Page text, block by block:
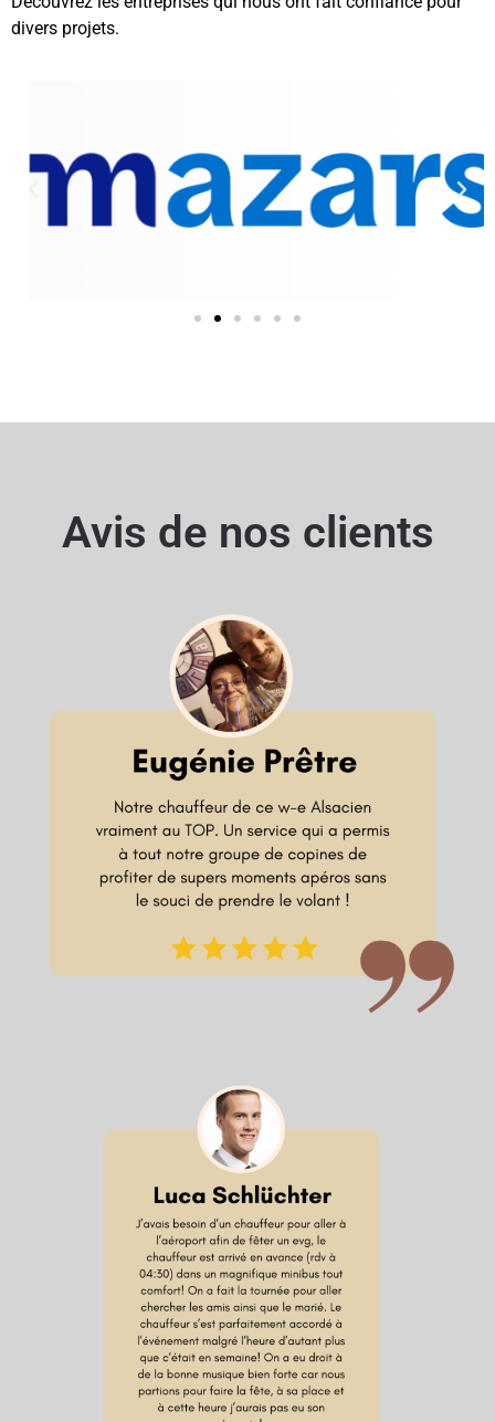
divers projets.
Avis de nos clients